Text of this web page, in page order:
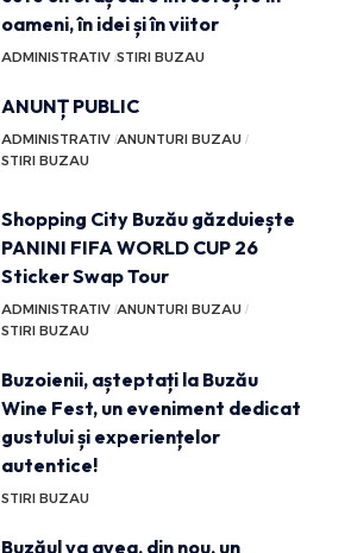
oameni, în idei și în viitor
ADMINISTRATIV STIRI BUZAU
ANUNȚ PUBLIC
ADMINISTRATIV ANUNTURI BUZAU
STIRI BUZAU
Shopping City Buzău găzduiește
PANINI FIFA WORLD CUP 26
Sticker Swap Tour
ADMINISTRATIV ANUNTURI BUZAU
STIRI BUZAU
Buzoienii, așteptați la Buzău
Wine Fest, un eveniment dedicat
gustului și experiențelor
autentice!
STIRI BUZAU
Buzăul va avea, din nou, un